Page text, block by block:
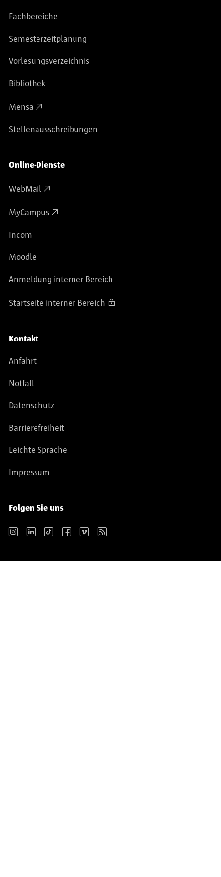
Fachbereiche
Semesterzeitplanung
Vorlesungsverzeichnis
Bibliothek
Mensa
Stellenausschreibungen
Online-Dienste
WebMail
MyCampus
Incom
Moodle
Anmeldung interner Bereich
Startseite interner Bereich
Kontakt
Anfahrt
Notfall
Datenschutz
Barrierefreiheit
Leichte Sprache
Impressum
Folgen Sie uns
Instagram LinkedIn TikTok Facebook Vimeo RSS